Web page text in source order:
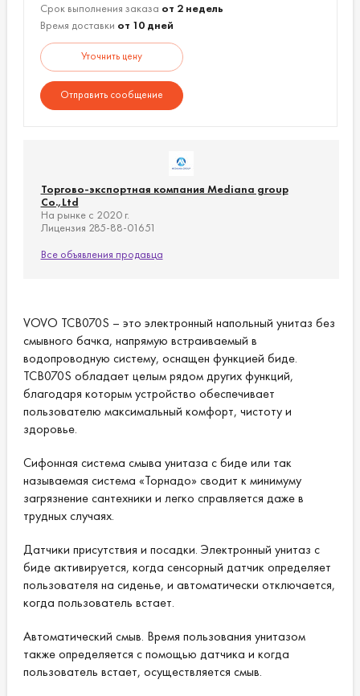
Источник питания: АС 220-240 V /50-60 Hz.
Мощность:
Номинальная 680-850 Вт: обмыв 600 Вт,
фен 250 Вт, подогрев сиденья 55 Вт.
Давление воды: 1,5-7,5 кг/кв.см.
Срок выполнения заказа от 2 недель
Время доставки от 10 дней
Уточнить цену
Отправить сообщение
Торгово-экспортная компания Mediana group
Co.,Ltd
На рынке с 2020 г.
Лицензия 285-88-01651
Все объявления продавца
VOVO TCB070S – это электронный напольный унитаз без
смывного бачка, напрямую встраиваемый в
водопроводную систему, оснащен функцией биде.
TCB070S обладает целым рядом других функций,
благодаря которым устройство обеспечивает
пользователю максимальный комфорт, чистоту и
здоровье.
Сифонная система смыва унитаза с биде или так
называемая система «Торнадо» сводит к минимуму
загрязнение сантехники и легко справляется даже в
трудных случаях.
Датчики присутствия и посадки. Электронный унитаз с
биде активируется, когда сенсорный датчик определяет
пользователя на сиденье, и автоматически отключается,
когда пользователь встает.
Автоматический смыв. Время пользования унитазом
также определяется с помощью датчика и когда
пользователь встает, осуществляется смыв.